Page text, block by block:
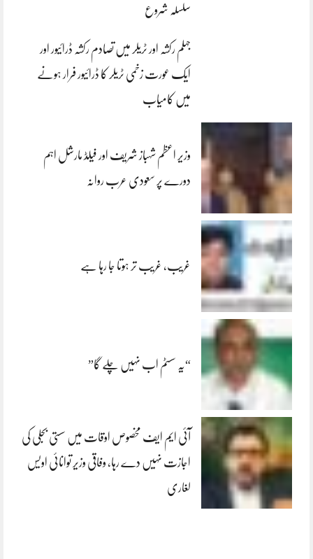
سلسلہ شروع
جہلم رکشہ اور ٹریلر میں تصادم رکشہ ڈرائیور اور
ایک عورت زخمی ٹریلر کا ڈرائیور فرار ہونے
میں کامیاب
وزیر اعظم شہباز شریف اور فیلڈ مارشل اہم
دورے پر سعودی عرب روانہ
غریب، غریب تر ہوتا جا رہا ہے
“یہ سسٹم اب نہیں چلے گا”
آئی ایم ایف مخصوص اوقات میں سستی بجلی کی
اجازت نہیں دے رہا، وفاقی وزیر توانائی اویس
لغاری